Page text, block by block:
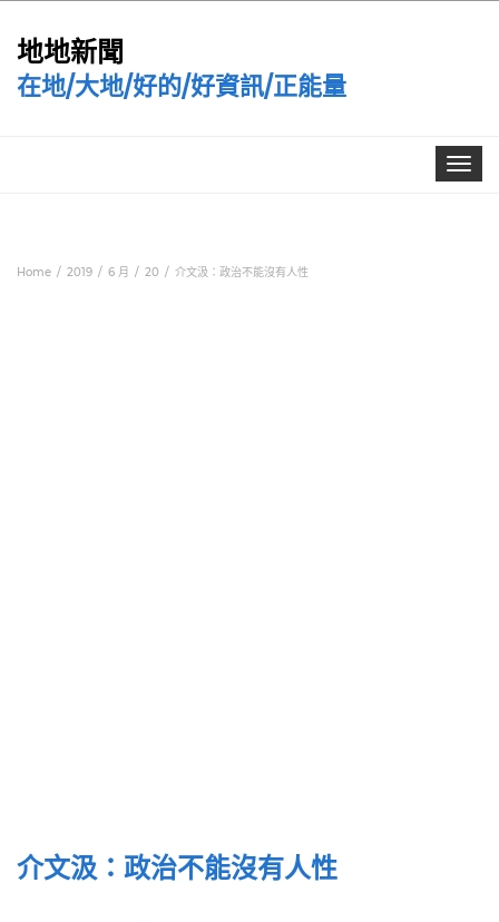
地地新聞
在地/大地/好的/好資訊/正能量
Toggle
Home 2019 6 月 20 介文汲：政治不能沒有人性
介文汲：政治不能沒有人性